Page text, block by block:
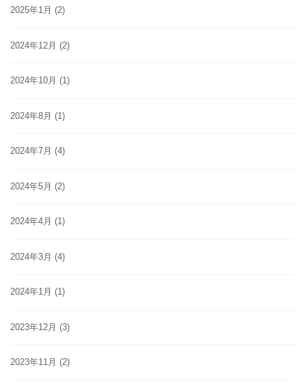
2025年1月 (2)
2024年12月 (2)
2024年10月 (1)
2024年8月 (1)
2024年7月 (4)
2024年5月 (2)
2024年4月 (1)
2024年3月 (4)
2024年1月 (1)
2023年12月 (3)
2023年11月 (2)